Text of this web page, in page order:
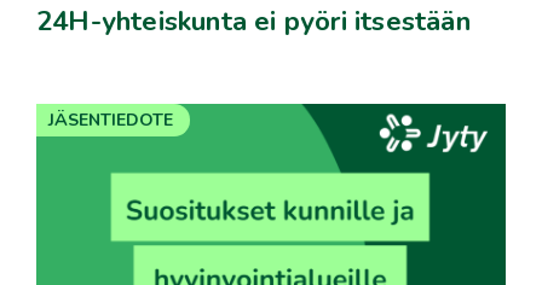
24H-yhteiskunta ei pyöri itsestään
JÄSENTIEDOTE